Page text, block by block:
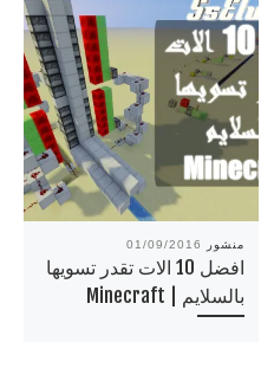
منشور 01/09/2016
افضل 10 الات تقدر تسويها
بالسلايم | Minecraft